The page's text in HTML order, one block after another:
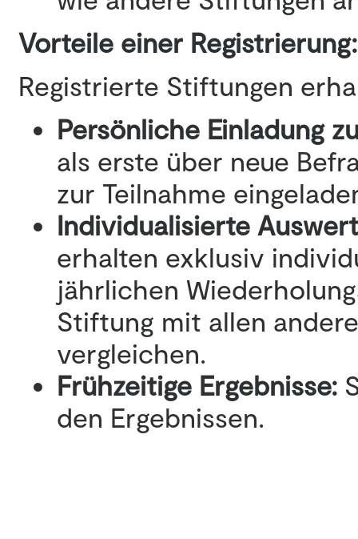
Vorteile einer Registrierung:
Registrierte Stiftungen
Persönliche Einladung
als erste über neue
zur Teilnahme
Individualisierte
erhalten exklusiv
jährlichen
Stiftung mit allen
vergleichen.
Frühzeitige Ergebnisse:
den Ergebnissen.